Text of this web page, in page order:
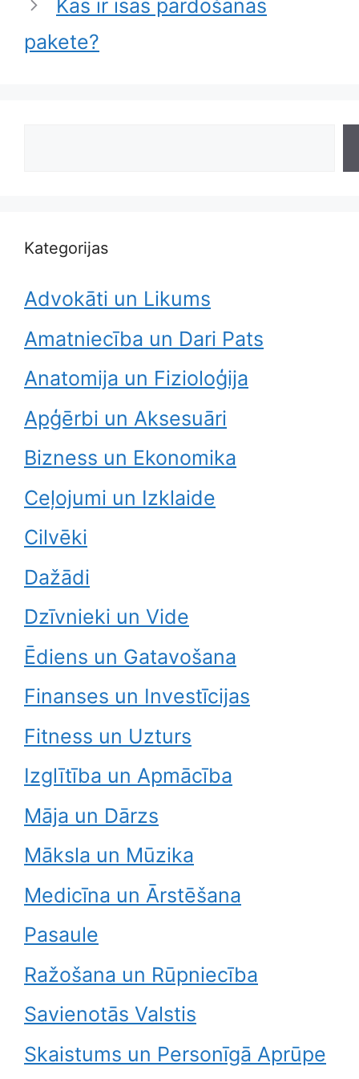
Kas ir īsās pārdošanas
pakete?
Kategorijas
Advokāti un Likums
Amatniecība un Dari Pats
Anatomija un Fizioloģija
Apģērbi un Aksesuāri
Bizness un Ekonomika
Ceļojumi un Izklaide
Cilvēki
Dažādi
Dzīvnieki un Vide
Ēdiens un Gatavošana
Finanses un Investīcijas
Fitness un Uzturs
Izglītība un Apmācība
Māja un Dārzs
Māksla un Mūzika
Medicīna un Ārstēšana
Pasaule
Ražošana un Rūpniecība
Savienotās Valstis
Skaistums un Personīgā Aprūpe